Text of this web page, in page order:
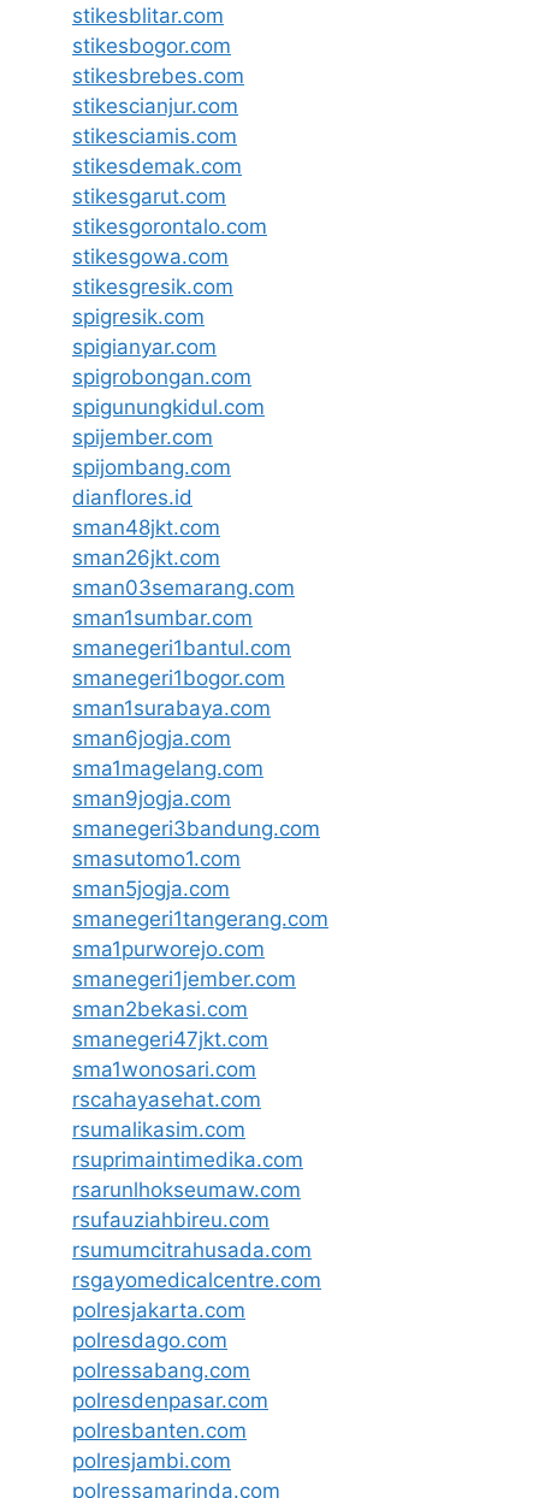
stikesblitar.com
stikesbogor.com
stikesbrebes.com
stikescianjur.com
stikesciamis.com
stikesdemak.com
stikesgarut.com
stikesgorontalo.com
stikesgowa.com
stikesgresik.com
spigresik.com
spigianyar.com
spigrobongan.com
spigunungkidul.com
spijember.com
spijombang.com
dianflores.id
sman48jkt.com
sman26jkt.com
sman03semarang.com
sman1sumbar.com
smanegeri1bantul.com
smanegeri1bogor.com
sman1surabaya.com
sman6jogja.com
sma1magelang.com
sman9jogja.com
smanegeri3bandung.com
smasutomo1.com
sman5jogja.com
smanegeri1tangerang.com
sma1purworejo.com
smanegeri1jember.com
sman2bekasi.com
smanegeri47jkt.com
sma1wonosari.com
rscahayasehat.com
rsumalikasim.com
rsuprimaintimedika.com
rsarunlhokseumaw.com
rsufauziahbireu.com
rsumumcitrahusada.com
rsgayomedicalcentre.com
polresjakarta.com
polresdago.com
polressabang.com
polresdenpasar.com
polresbanten.com
polresjambi.com
polressamarinda.com